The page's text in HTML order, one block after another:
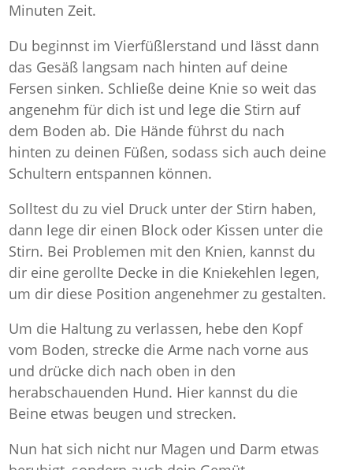
Minuten Zeit.
Du beginnst im Vierfüßlerstand und lässt dann
das Gesäß langsam nach hinten auf deine
Fersen sinken. Schließe deine Knie so weit das
angenehm für dich ist und lege die Stirn auf
dem Boden ab. Die Hände führst du nach
hinten zu deinen Füßen, sodass sich auch deine
Schultern entspannen können.
Solltest du zu viel Druck unter der Stirn haben,
dann lege dir einen Block oder Kissen unter die
Stirn. Bei Problemen mit den Knien, kannst du
dir eine gerollte Decke in die Kniekehlen legen,
um dir diese Position angenehmer zu gestalten.
Um die Haltung zu verlassen, hebe den Kopf
vom Boden, strecke die Arme nach vorne aus
und drücke dich nach oben in den
herabschauenden Hund. Hier kannst du die
Beine etwas beugen und strecken.
Nun hat sich nicht nur Magen und Darm etwas